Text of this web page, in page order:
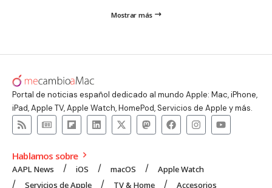
Mostrar más
Portal de noticias español dedicado al mundo Apple: Mac, iPhone,
iPad, Apple TV, Apple Watch, HomePod, Servicios de Apple y más.
Hablamos sobre
AAPL News iOS macOS
Apple Watch
Servicios de Apple
TV & Home Accesorios